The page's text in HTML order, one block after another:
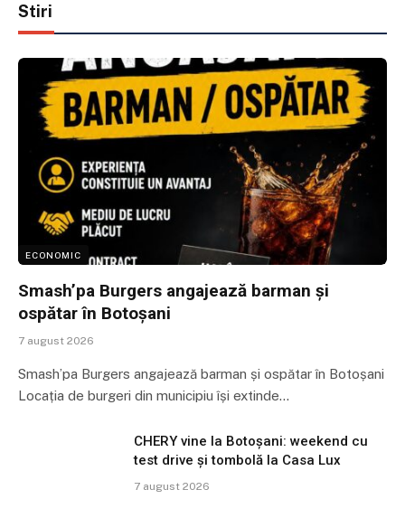
Stiri
ECONOMIC
Smash’pa Burgers angajează barman și
ospătar în Botoșani
7 august 2026
Smash’pa Burgers angajează barman și ospătar în Botoșani
Locația de burgeri din municipiu își extinde…
CHERY vine la Botoșani: weekend cu
test drive și tombolă la Casa Lux
7 august 2026